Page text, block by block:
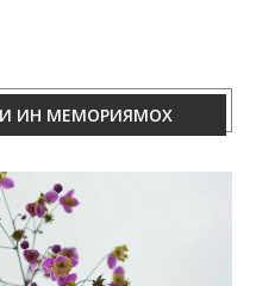
И ИН МЕМОРИЯМОХ